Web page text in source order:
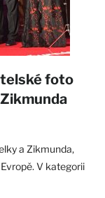
foto
a Zikmunda,
V kategorii